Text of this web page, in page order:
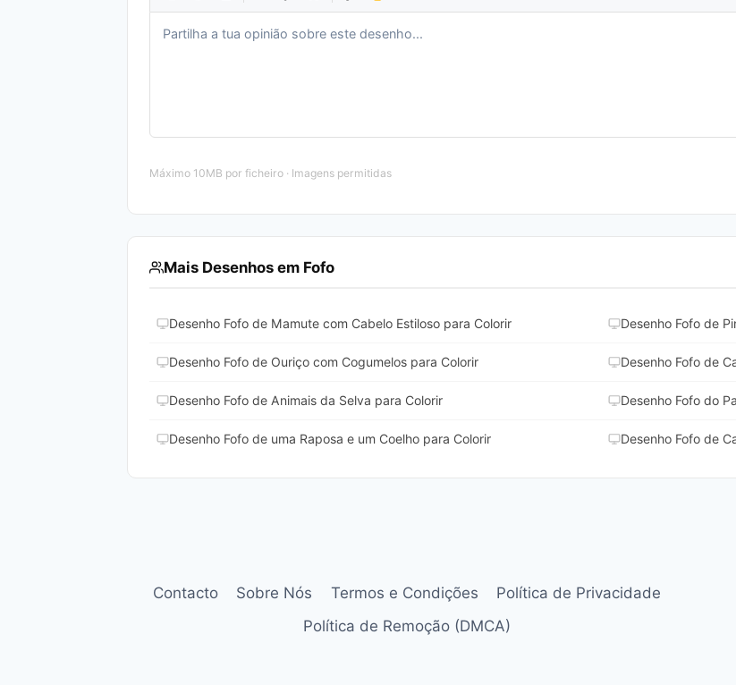
Máximo 10MB por ficheiro · Imagens permitidas
Mais Desenhos em Fofo
Desenho Fofo de Mamute com Cabelo Estiloso para Colorir Desenho Fofo de
Desenho Fofo de Ouriço com Cogumelos para Colorir Desenho Fofo de
Desenho Fofo de Animais da Selva para Colorir Desenho Fofo do
Desenho Fofo de uma Raposa e um Coelho para Colorir Desenho Fofo de
Contacto Sobre Nós Termos e Condições
Política de Privacidade
Política de Remoção (DMCA)